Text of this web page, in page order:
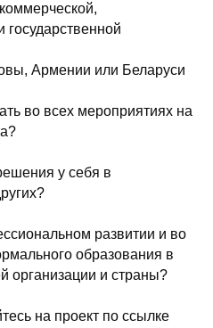
государственной
Армении или Беларуси
во всех мероприятиях на
у себя в
развитии и во
образования в
организации и страны?
на проект по ссылке